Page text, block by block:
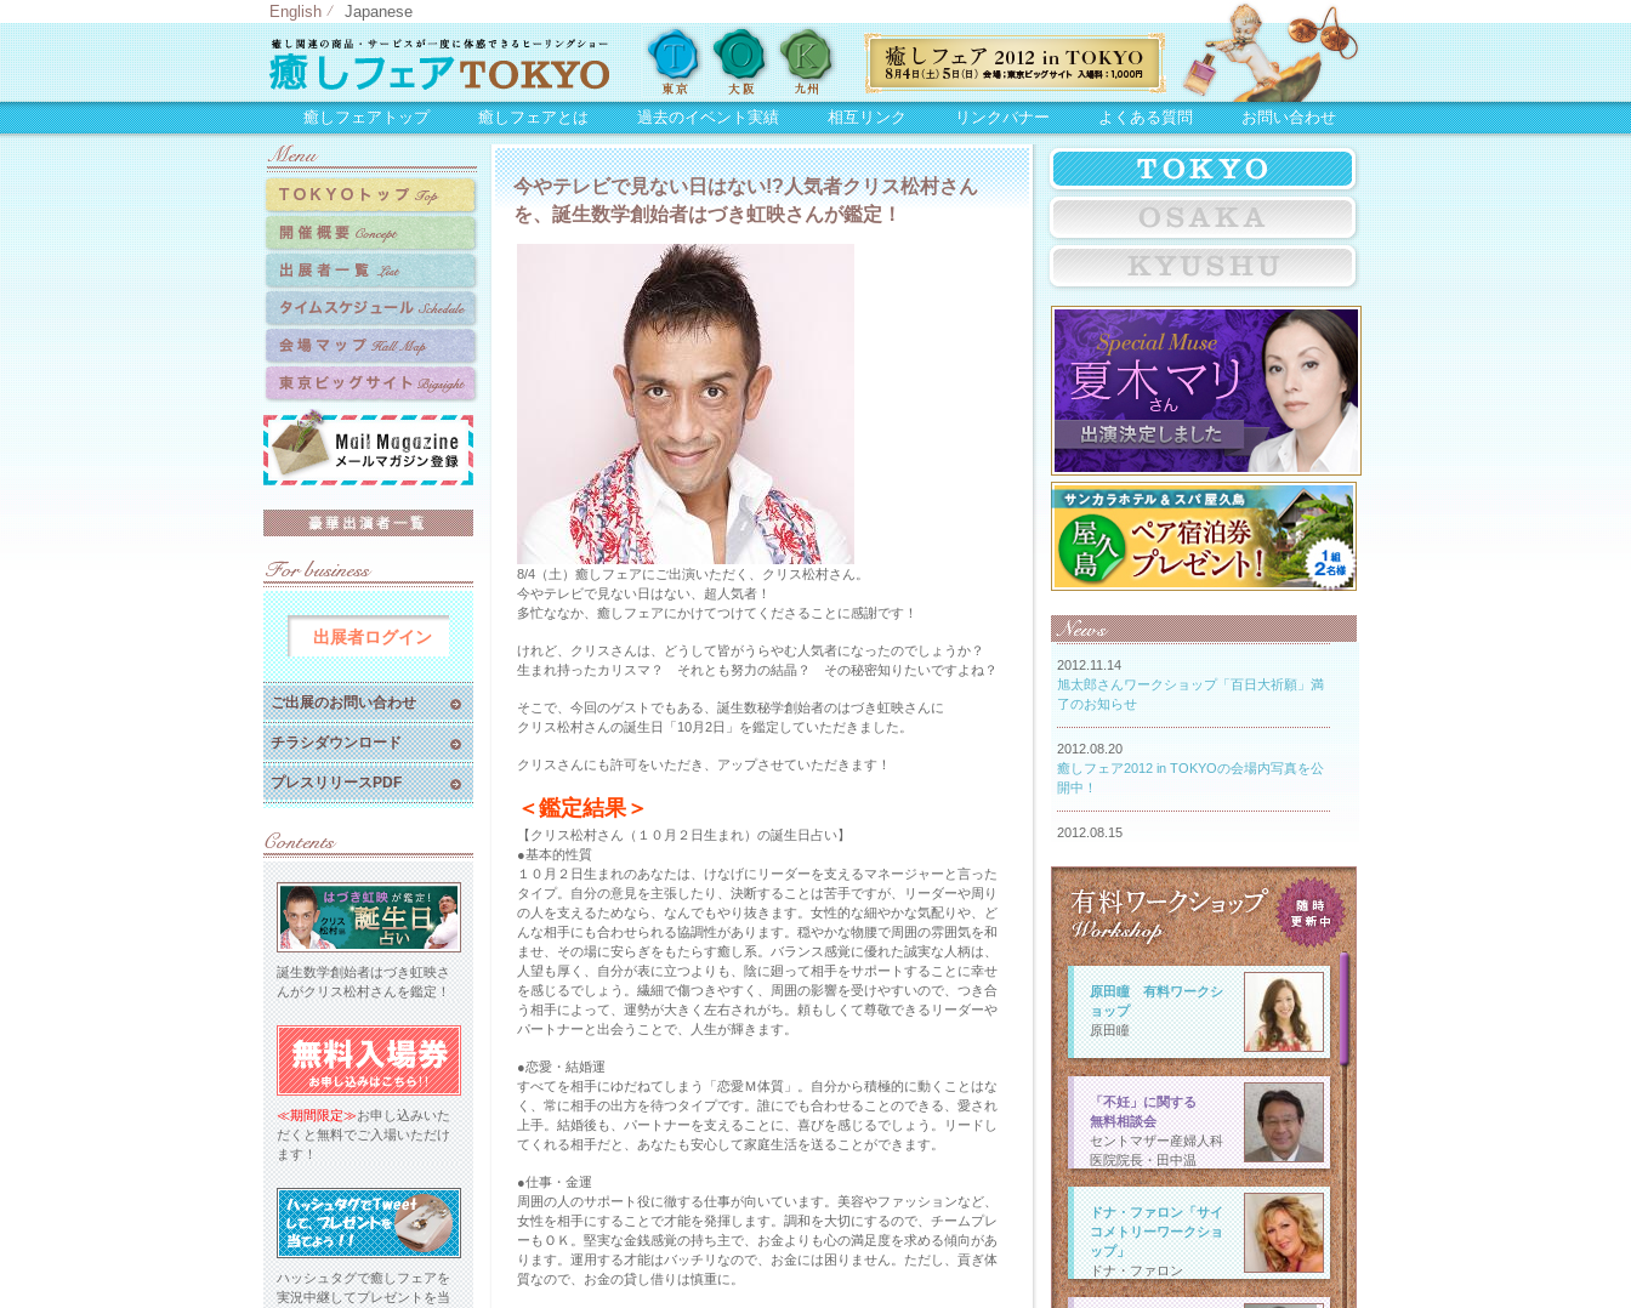
English Japanese
癒しフェアトップ 癒しフェアとは 過去のイベント実績 相互リンク リンクバナー よくある質問 お問い合わせ
今やテレビで見ない日はない!?人気者クリス松村さん
を、誕生数学創始者はづき虹映さんが鑑定！
8/4（土）癒しフェアにご出演いただく、クリス松村さん。
今やテレビで見ない日はない、超人気者！
多忙ななか、癒しフェアにかけてつけてくださることに感謝です！
けれど、クリスさんは、どうして皆がうらやむ人気者になったのでしょうか？
生まれ持ったカリスマ？ それとも努力の結晶？ その秘密知りたいですよね？
そこで、今回のゲストでもある、誕生数秘学創始者のはづき虹映さんに
クリス松村さんの誕生日「10月2日」を鑑定していただきました。
クリスさんにも許可をいただき、アップさせていただきます！
＜鑑定結果＞
【クリス松村さん（１０月２日生まれ）の誕生日占い】
●基本的性質
１０月２日生まれのあなたは、けなげにリーダーを支えるマネージャーと言った
タイプ。自分の意見を主張したり、決断することは苦手ですが、リーダーや周り
の人を支えるためなら、なんでもやり抜きます。女性的な細やかな気配りや、ど
んな相手にも合わせられる協調性があります。穏やかな物腰で周囲の雰囲気を和
ませ、その場に安らぎをもたらす癒し系。バランス感覚に優れた誠実な人柄は、
人望も厚く、自分が表に立つよりも、陰に廻って相手をサポートすることに幸せ
を感じるでしょう。繊細で傷つきやすく、周囲の影響を受けやすいので、つき合
う相手によって、運勢が大きく左右されがち。頼もしくて尊敬できるリーダーや
パートナーと出会うことで、人生が輝きます。
●恋愛・結婚運
すべてを相手にゆだねてしまう「恋愛Ｍ体質」。自分から積極的に動くことはな
く、常に相手の出方を待つタイプです。誰にでも合わせることのできる、愛され
上手。結婚後も、パートナーを支えることに、喜びを感じるでしょう。リードし
てくれる相手だと、あなたも安心して家庭生活を送ることができます。
●仕事・金運
周囲の人のサポート役に徹する仕事が向いています。美容やファッションなど、
女性を相手にすることで才能を発揮します。調和を大切にするので、チームプレ
ーもＯＫ。堅実な金銭感覚の持ち主で、お金よりも心の満足度を求める傾向があ
ります。運用する才能はバッチリなので、お金には困りません。ただし、貢ぎ体
質なので、お金の貸し借りは慎重に。
出展者ログイン
ご出展のお問い合わせ
チラシダウンロード
プレスリリースPDF
誕生数学創始者はづき虹映さ
んがクリス松村さんを鑑定！
≪期間限定≫お申し込みいた
だくと無料でご入場いただけ
ます！
ハッシュタグで癒しフェアを
実況中継してプレゼントを当